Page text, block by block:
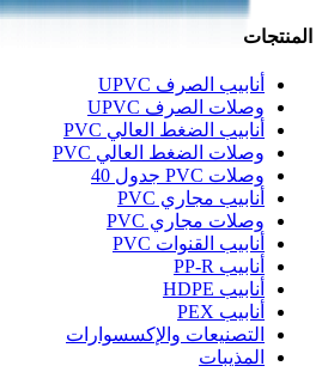
المنتجات
أنابيب الصرف UPVC
وصلات الصرف UPVC
أنابيب الضغط العالي PVC
وصلات الضغط العالي PVC
وصلات PVC جدول 40
أنابيب مجاري PVC
وصلات مجاري PVC
أنابيب القنوات PVC
أنابيب PP-R
أنابيب HDPE
أنابيب PEX
التصنيعات والإكسسوارات
المذيبات